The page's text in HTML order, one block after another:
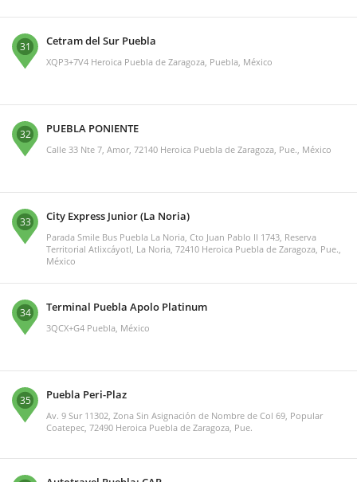
31 Cetram del Sur Puebla
XQP3+7V4 Heroica Puebla de Zaragoza, Puebla, México
32 PUEBLA PONIENTE
Calle 33 Nte 7, Amor, 72140 Heroica Puebla de Zaragoza, Pue., México
33 City Express Junior (La Noria)
Parada Smile Bus Puebla La Noria, Cto Juan Pablo II 1743, Reserva
Territorial Atlixcáyotl, La Noria, 72410 Heroica Puebla de Zaragoza, Pue.,
México
34 Terminal Puebla Apolo Platinum
3QCX+G4 Puebla, México
35 Puebla Peri-Plaz
Av. 9 Sur 11302, Zona Sin Asignación de Nombre de Col 69, Popular
Coatepec, 72490 Heroica Puebla de Zaragoza, Pue.